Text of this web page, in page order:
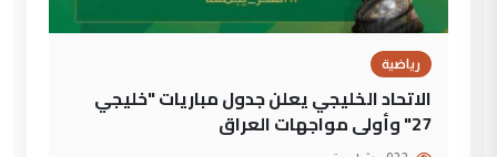
رياضية
الاتحاد الخليجي يعلن جدول مباريات "خليجي
27" وأولى مواجهات العراق